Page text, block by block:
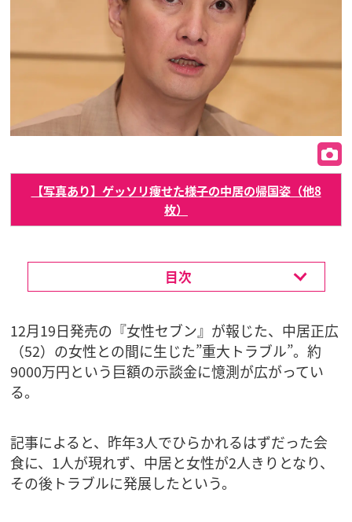
【写真あり】ゲッソリ痩せた様子の中居の帰国姿（他8
枚）
目次
12月19日発売の『女性セブン』が報じた、中居正広
（52）の女性との間に生じた”重大トラブル”。約
9000万円という巨額の示談金に憶測が広がってい
る。
記事によると、昨年3人でひらかれるはずだった会
食に、1人が現れず、中居と女性が2人きりとなり、
その後トラブルに発展したという。